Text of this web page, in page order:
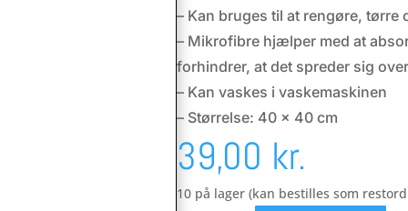
– Kan bruges til at rengøre, tørre
– Mikrofibre hjælper med at
forhindrer, at det spreder sig
– Kan vaskes i vaskemaskinen
– Størrelse: 40 x 40 cm
39,00 kr.
10 på lager (kan bestilles som